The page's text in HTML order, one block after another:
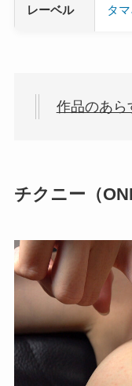
レーベル タ
作品のあら
チクニー（